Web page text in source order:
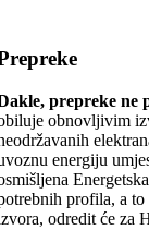
prepreke ne
obnovljivim
energiju
profila, a
odredit će za